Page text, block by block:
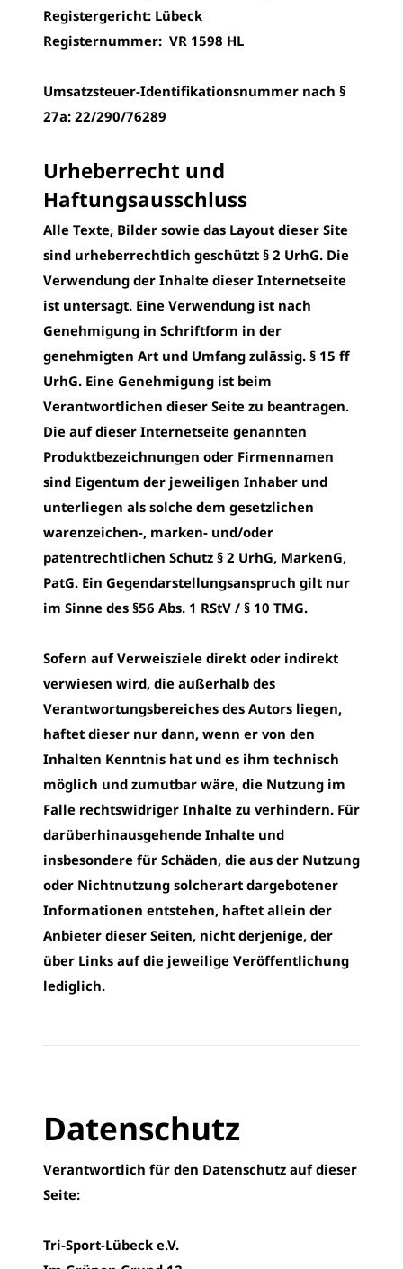
Registergericht: Lübeck
Registernummer: VR 1598 HL
Umsatzsteuer-Identifikations­nummer nach §
27a: 22/290/76289
Urheberrecht und
Haftungsausschluss
Alle Texte, Bilder sowie das Layout dieser Site
sind urheberrechtlich geschützt § 2 UrhG. Die
Verwendung der Inhalte dieser Internetseite
ist untersagt. Eine Verwendung ist nach
Genehmigung in Schriftform in der
genehmigten Art und Umfang zulässig. § 15 ff
UrhG. Eine Genehmigung ist beim
Verantwortlichen dieser Seite zu beantragen.
Die auf dieser Internetseite genannten
Produktbezeichnungen oder Firmennamen
sind Eigentum der jeweiligen Inhaber und
unterliegen als solche dem gesetzlichen
warenzeichen-, marken- und/oder
patentrechtlichen Schutz § 2 UrhG, MarkenG,
PatG. Ein Gegendarstellungsanspruch gilt nur
im Sinne des §56 Abs. 1 RStV / § 10 TMG.
Sofern auf Verweisziele direkt oder indirekt
verwiesen wird, die außerhalb des
Verantwortungsbereiches des Autors liegen,
haftet dieser nur dann, wenn er von den
Inhalten Kenntnis hat und es ihm technisch
möglich und zumutbar wäre, die Nutzung im
Falle rechtswidriger Inhalte zu verhindern. Für
darüberhinausgehende Inhalte und
insbesondere für Schäden, die aus der Nutzung
oder Nichtnutzung solcherart dargebotener
Informationen entstehen, haftet allein der
Anbieter dieser Seiten, nicht derjenige, der
über Links auf die jeweilige Veröffentlichung
lediglich.
Datenschutz
Verantwortlich für den Datenschutz auf dieser
Seite:
Tri-Sport-Lübeck e.V.